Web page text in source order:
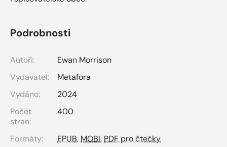
Podrobnosti
Autoři:
Ewan Morrison
Vydavatel:
Metafora
Vydáno:
2024
Počet
stran:
400
Formáty: EPUB, MOBI, PDF pro čtečky